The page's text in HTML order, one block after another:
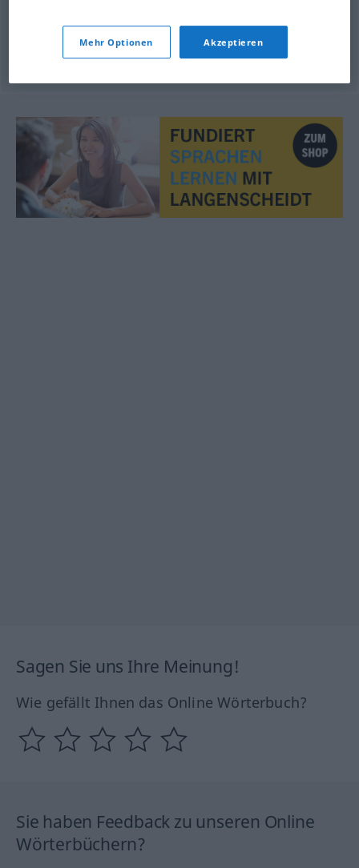
Gegenstück
Sagen Sie uns Ihre Meinung!
Wie gefällt Ihnen das Online Wörterbuch?
Sie haben Feedback zu unseren Online
Wörterbüchern?
Mehr Optionen Akzeptieren